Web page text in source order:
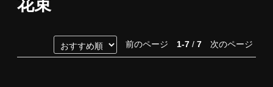
花束
前のページ 1-7 / 7 次のページ